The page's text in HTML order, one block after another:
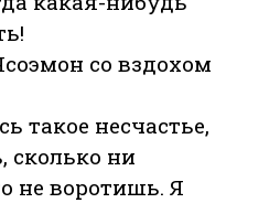
со вздохом
такое несчастье,
сколько ни
не воротишь. Я